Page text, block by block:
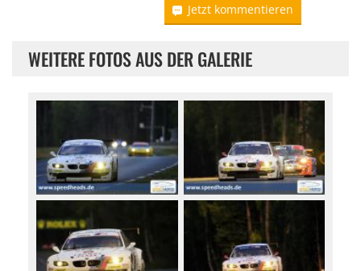
Jetzt kommentieren
WEITERE FOTOS AUS DER GALERIE